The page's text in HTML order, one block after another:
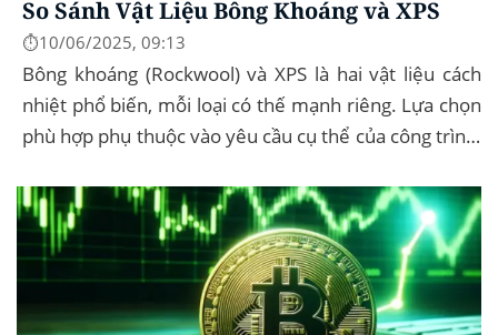
So Sánh Vật Liệu Bông Khoáng và XPS
⏱️10/06/2025, 09:13
Bông khoáng (Rockwool) và XPS là hai vật liệu cách
nhiệt phổ biến, mỗi loại có thế mạnh riêng. Lựa chọn
phù hợp phụ thuộc vào yêu cầu cụ thể của công trình,